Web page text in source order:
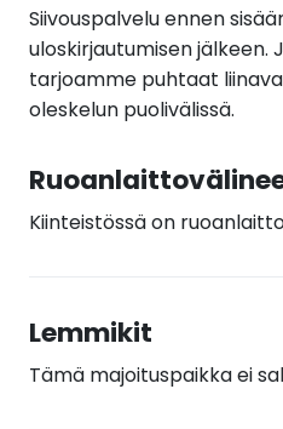
Siivouspalvelu ennen
uloskirjautumisen jälkeen.
tarjoamme puhtaat
oleskelun puolivälissä.
Kiinteistössä on
Lemmikit
Tämä majoituspaikka ei